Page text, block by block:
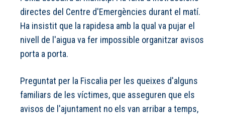
directes del Centre d'Emergències durant el matí.
Ha insistit que la rapidesa amb la qual va pujar el
nivell de l'aigua va fer impossible organitzar avisos
porta a porta.
Preguntat per la Fiscalia per les queixes d'alguns
familiars de les víctimes, que asseguren que els
avisos de l'ajuntament no els van arribar a temps,